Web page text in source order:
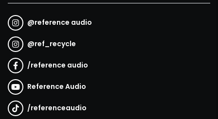
@reference audio
@ref_recycle
/reference audio
Reference Audio
/referenceaudio